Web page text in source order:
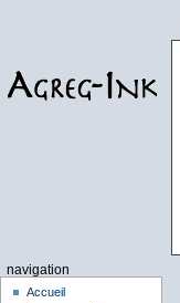
navigation
Accueil